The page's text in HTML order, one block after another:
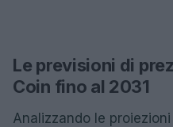
Le previsioni di
Coin fino al 2031
Analizzando le